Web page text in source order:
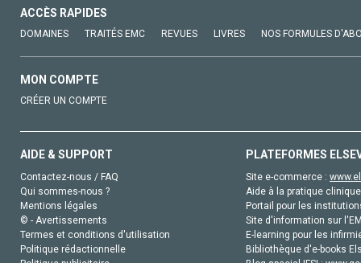
ACCÈS RAPIDES
DOMAINES TRAITÉS EMC REVUES LIVRES NOS FORMULES
MON COMPTE
CRÉER UN COMPTE
AIDE & SUPPORT
Contactez-nous / FAQ
Qui sommes-nous ?
Mentions légales
© - Avertissements
Termes et conditions d'utilisation
Politique rédactionnelle
PLATEFORMES
Site e-commerce :
Aide à la pratique
Portail pour les
Site d'information sur
E-learning pour les
Bibliothèque d'e-books